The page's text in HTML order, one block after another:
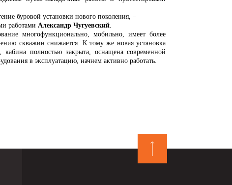
буровой установки нового поколения, –
работами Александр Чугуевский.
многофункционально, мобильно, имеет более
скважин снижается. К тому же новая установка
полностью закрыта, оснащена современной
в эксплуатацию, начнем активно работать.